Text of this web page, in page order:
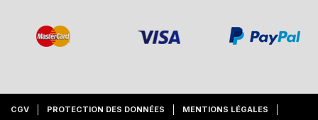
CGV PROTECTION DES DONNÉES MENTIONS LÉGALES